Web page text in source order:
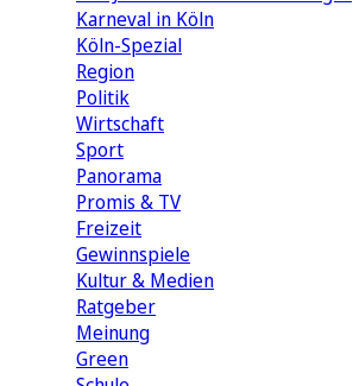
Karneval in Köln
Köln-Spezial
Region
Politik
Wirtschaft
Sport
Panorama
Promis & TV
Freizeit
Gewinnspiele
Kultur & Medien
Ratgeber
Meinung
Green